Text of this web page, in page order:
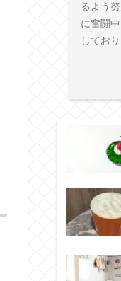
るよう
に奮闘
してお